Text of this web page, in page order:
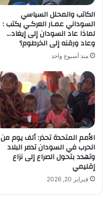
الكاتب والمحلل السياسي
السوداني عمـار العركـي يكتب :
لماذا عاد السودان إلى إيغاد…
وعاد ورقنه إلى الخرطوم؟
منذ أسبوع واحد
الأمم المتحدة تحذر: ألف يوم من
الحرب في السودان تدمر البلاد
وتهدد بتحول الصراع إلى نزاع
إقليمي
فبراير 20, 2026